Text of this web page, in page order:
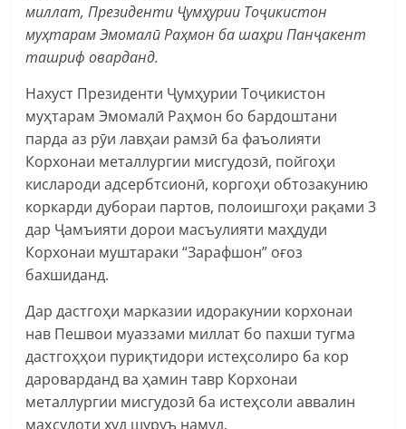
миллат, Президенти Ҷумҳурии Тоҷикистон
муҳтарам Эмомалӣ Раҳмон ба шаҳри Панҷакент
ташриф оварданд.
Нахуст Президенти Ҷумҳурии Тоҷикистон
муҳтарам Эмомалӣ Раҳмон бо бардоштани
парда аз рӯи лавҳаи рамзӣ ба фаъолияти
Корхонаи металлургии мисгудозӣ, пойгоҳи
кислароди адсербтсионӣ, коргоҳи обтозакунию
коркарди дубораи партов, полоишгоҳи рақами 3
дар Ҷамъияти дорои масъулияти маҳдуди
Корхонаи муштараки “Зарафшон” оғоз
бахшиданд.
Дар дастгоҳи марказии идоракунии корхонаи
нав Пешвои муаззами миллат бо пахши тугма
дастгоҳҳои пуриқтидори истеҳсолиро ба кор
дароварданд ва ҳамин тавр Корхонаи
металлургии мисгудозӣ ба истеҳсоли аввалин
маҳсулоти худ шуруъ намуд.